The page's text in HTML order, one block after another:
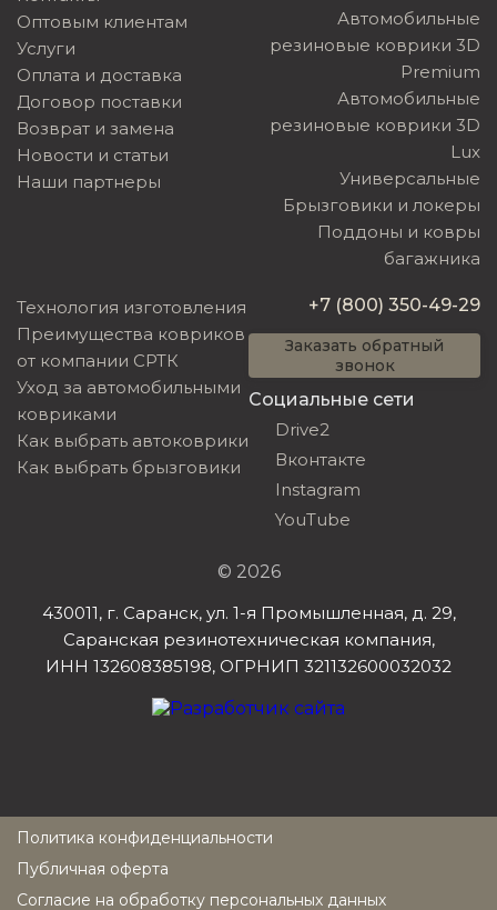
Оптовым клиентам
Услуги
Оплата и доставка
Договор поставки
Возврат и замена
Новости и статьи
Наши партнеры
Автомобильные
резиновые коврики 3D
Premium
Автомобильные
резиновые коврики 3D
Lux
Универсальные
Брызговики и локеры
Поддоны и ковры
багажника
Технология изготовления
Преимущества ковриков
от компании СРТК
Уход за автомобильными
ковриками
Как выбрать автоковрики
Как выбрать брызговики
+7 (800) 350-49-29
Заказать обратный
звонок
Социальные сети
Drive2
Вконтакте
Instagram
YouTube
© 2026
430011, г. Саранск, ул. 1-я Промышленная, д. 29,
Саранская резинотехническая компания,
ИНН 132608385198, ОГРНИП 321132600032032
Политика конфиденциальности
Публичная оферта
Согласие на обработку персональных данных